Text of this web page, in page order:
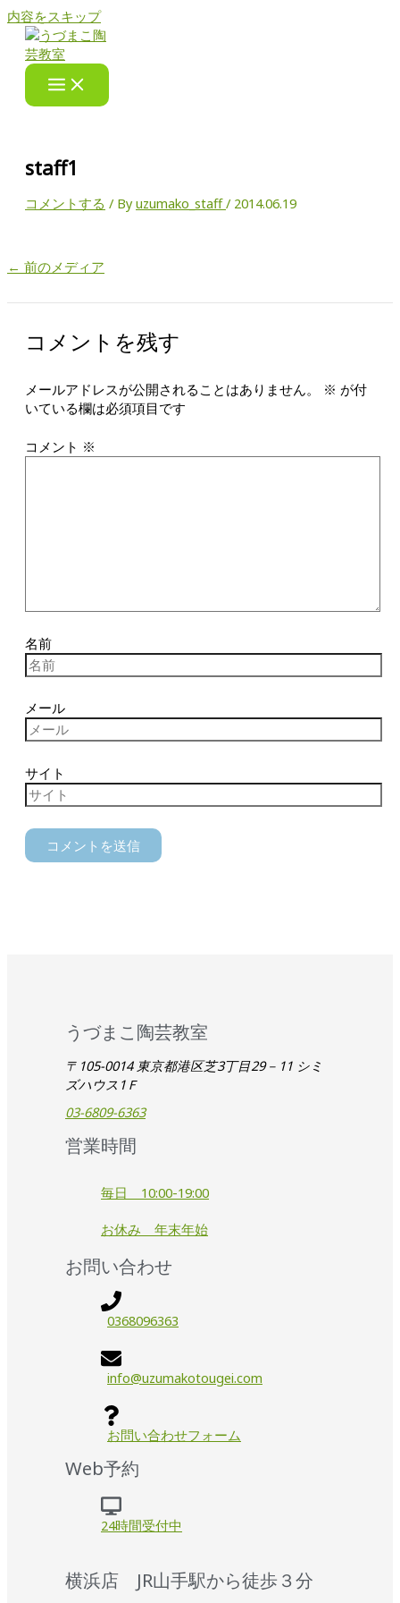
内容をスキップ
staff1
コメントする / Byuzumako_staff/ 2014.06.19
← 前のメディア
コメントを残す
メールアドレスが公開されることはありません。 ※ が付
いている欄は必須項目です
コメント ※
名前
メール
サイト
うづまこ陶芸教室
〒105-0014 東京都港区芝3丁目29－11 シミ
ズハウス1Ｆ
03-6809-6363
営業時間
毎日 10:00-19:00
お休み 年末年始
お問い合わせ
0368096363
info@uzumakotougei.com
お問い合わせフォーム
Web予約
24時間受付中
横浜店 JR山手駅から徒歩３分